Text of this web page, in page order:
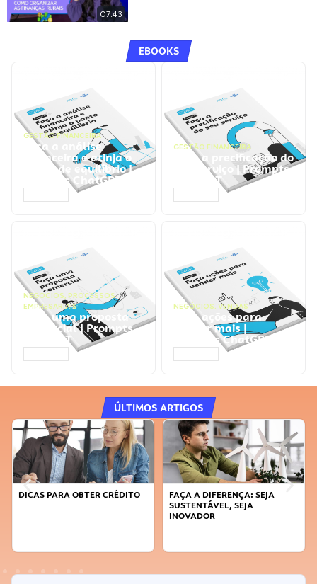
07:43
EBOOKS
GESTÃO FINANCEIRA
Faça a análise
financeira e atinja o
ponto de equilíbrio |
Prompts ChatGPT
GESTÃO FINANCEIRA
Faça a precificação do
seu serviço | Prompts
ChatGPT
NEGÓCIOS, PROCESSOS
EMPRESARIAIS
Faça uma proposta
comercial | Prompts
ChatGPT
NEGÓCIOS, VENDAS
Faça ações para
vender mais |
Prompts ChatGPT
ÚLTIMOS ARTIGOS
FAÇA A DIFERENÇA: SEJA
APRENDA A GERENCIAR O SEU
TEMPO